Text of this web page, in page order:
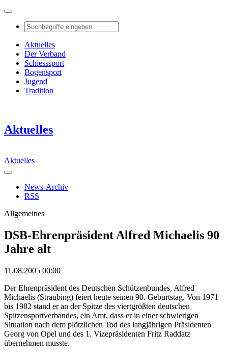
Aktuelles
Der Verband
Schiesssport
Bogensport
Jugend
Tradition
Aktuelles
Aktuelles
News-Archiv
RSS
Allgemeines
DSB-Ehrenpräsident Alfred Michaelis 90
Jahre alt
11.08.2005 00:00
Der Ehrenpräsident des Deutschen Schützenbundes, Alfred
Michaelis (Straubing) feiert heute seinen 90. Geburtstag. Von 1971
bis 1982 stand er an der Spitze des viertgrößten deutschen
Spitzensportverbandes, ein Amt, dass er in einer schwierigen
Situation nach dem plötzlichen Tod des langjährigen Präsidenten
Georg von Opel und des 1. Vizepräsidenten Fritz Raddatz
übernehmen musste.